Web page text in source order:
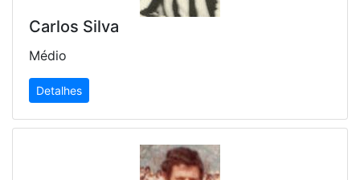
Carlos Silva
Médio
Detalhes